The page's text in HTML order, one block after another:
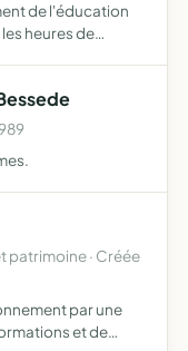
de l'éducation
heures de
patrimoine · Créée
par une
et de